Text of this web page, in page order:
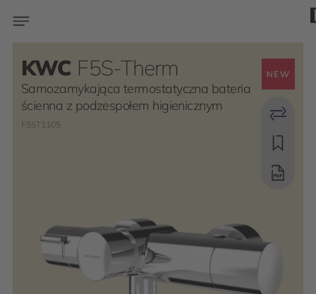
KWC F5S-Therm
Samozamykająca termostatyczna bateria
ścienna z podzespołem higienicznym
F5ST1105